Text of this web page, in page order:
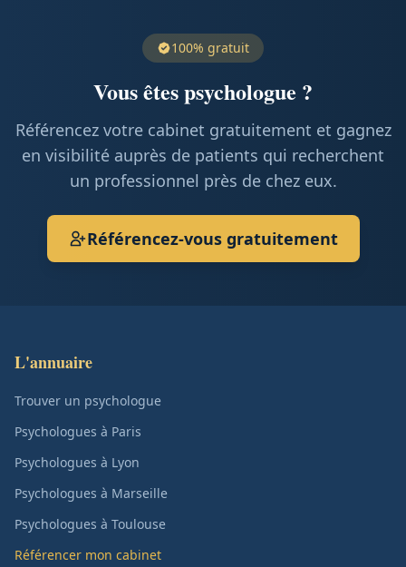
100% gratuit
Vous êtes psychologue ?
Référencez votre cabinet gratuitement et gagnez
en visibilité auprès de patients qui recherchent
un professionnel près de chez eux.
Référencez-vous gratuitement
L'annuaire
Trouver un psychologue
Psychologues à Paris
Psychologues à Lyon
Psychologues à Marseille
Psychologues à Toulouse
Référencer mon cabinet